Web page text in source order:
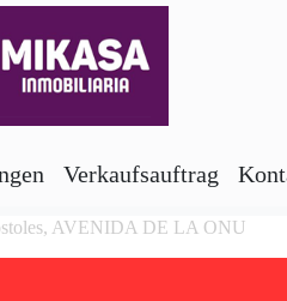
Verkaufsauftrag
AVENIDA DE LA ONU